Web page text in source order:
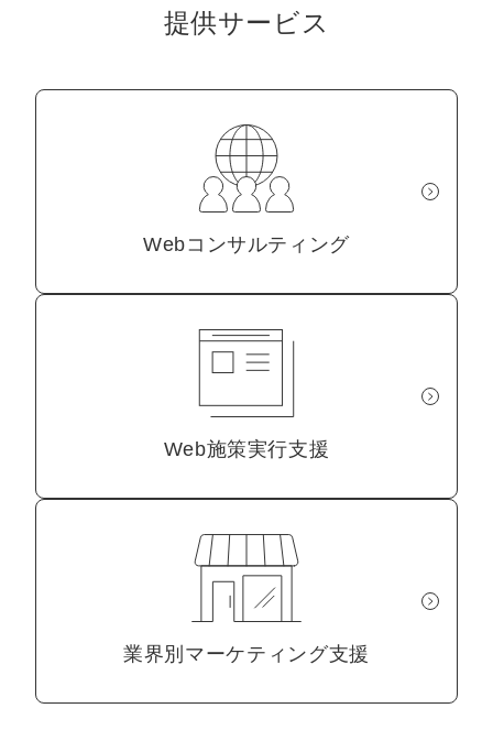
提供サービス
Webコンサルティング
Web施策実行支援
業界別マーケティング支援